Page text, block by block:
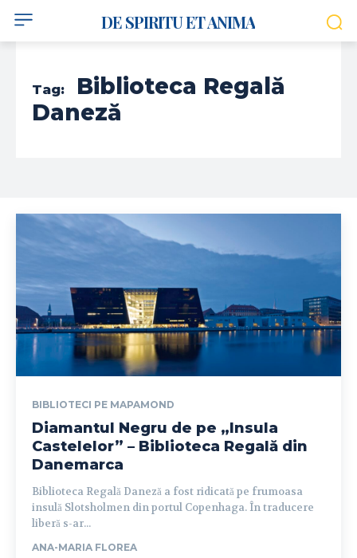
DE SPIRITU ET ANIMA
Tag:
Biblioteca Regală
Daneză
BIBLIOTECI PE MAPAMOND
Diamantul Negru de pe „Insula
Castelelor” – Biblioteca Regală din
Danemarca
Biblioteca Regală Daneză a fost ridicată pe frumoasa
insulă Slotsholmen din portul Copenhaga. În traducere
liberă s-ar...
ANA-MARIA FLOREA